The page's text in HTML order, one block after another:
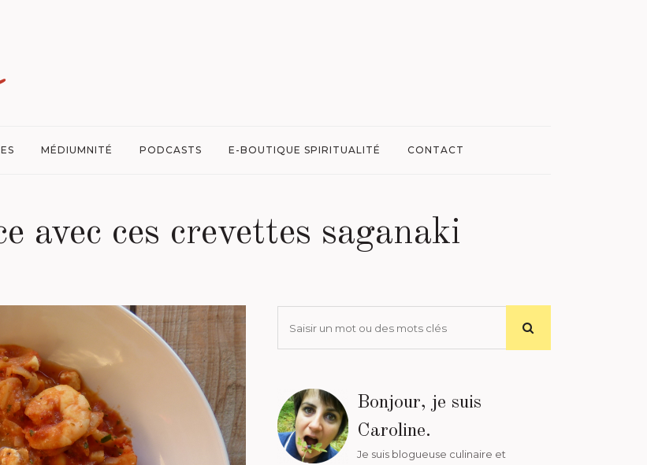
MÉDIUMNITÉ PODCASTS E-BOUTIQUE SPIRITUALITÉ CONTACT
avec ces crevettes saganaki
Bonjour, je suis
Caroline.
Je suis blogueuse culinaire et